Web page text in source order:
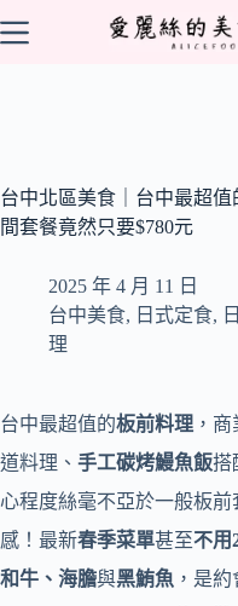
至
台中北區美食｜台中最超
間套餐竟然只要$780元
2025 年 4 月 11 日
台中美食, 日式定食,
理
台中最超值的板前料理 ，
道料理、 手工碳烤鰻魚飯搭
心程度絲毫不亞於一般板
感！最新春季菜單甚至不用
和牛、海膽與黑鮪魚 ，是